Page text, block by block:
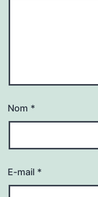
Nom *
E-mail *